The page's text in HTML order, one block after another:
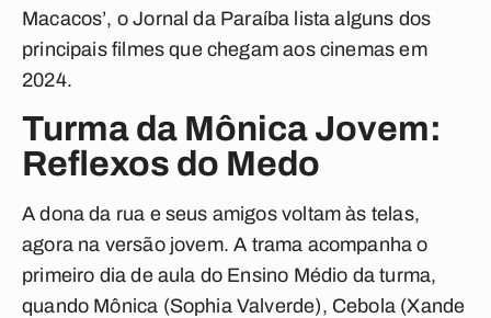
Macacos’, oJornal da Paraíba lista alguns dos
principais filmes que chegam aos cinemas em
2024.
Turma da Mônica Jovem:
Reflexos do Medo
A dona da rua e seus amigos voltam às telas,
agora na versão jovem. A trama acompanha o
primeiro dia de aula do Ensino Médio da turma,
quando Mônica (Sophia Valverde), Cebola (Xande